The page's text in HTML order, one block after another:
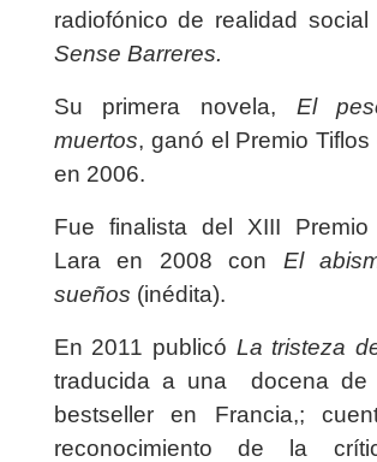
radiofónico de realidad social
Sense Barreres.
Su primera novela, El
muertos, ganó el Premio
en 2006.
Fue finalista del XIII Premio
Lara en 2008 con El
sueños (inédita).
En 2011 publicó La tristeza
traducida a una docena de
bestseller en Francia,;
reconocimiento de la